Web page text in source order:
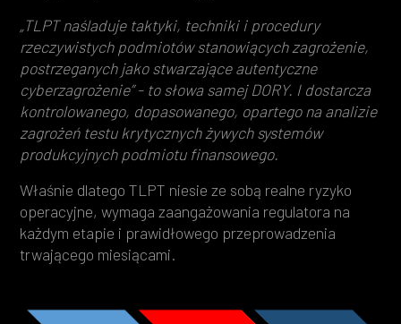
„TLPT naśladuje taktyki, techniki i procedury
rzeczywistych podmiotów stanowiących zagrożenie,
postrzeganych jako stwarzające autentyczne
cyberzagrożenie” - to słowa samej DORY. I dostarcza
kontrolowanego, dopasowanego, opartego na analizie
zagrożeń testu krytycznych żywych systemów
produkcyjnych podmiotu finansowego.
Właśnie dlatego TLPT niesie ze sobą realne ryzyko
operacyjne, wymaga zaangażowania regulatora na
każdym etapie i prawidłowego przeprowadzenia
trwającego miesiącami.